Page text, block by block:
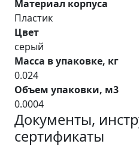
Материал корпуса
Пластик
Цвет
серый
Масса в упаковке, кг
0.024
Объем упаковки, м3
0.0004
Документы,
сертификаты